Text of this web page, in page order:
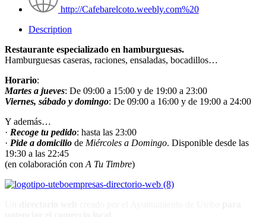
http://Cafebarelcoto.weebly.com%20
Description
Restaurante especializado en hamburguesas.
Hamburguesas caseras, raciones, ensaladas, bocadillos…
Horario:
Martes a jueves: De 09:00 a 15:00 y de 19:00 a 23:00
Viernes, sábado y domingo: De 09:00 a 16:00 y de 19:00 a 24:00
Y además…
· Recoge tu pedido: hasta las 23:00
· Pide a domicilio de Miércoles a Domingo. Disponible desde las
19:30 a las 22:45
(en colaboración con A Tu Timbre)